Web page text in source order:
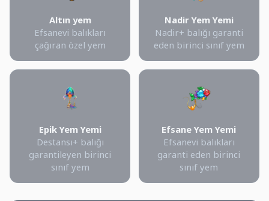
Altın yem
Efsanevi balıkları
çağıran özel yem
Nadir Yem Yemi
Nadir+ balığı garanti
eden birinci sınıf yem
Epik Yem Yemi
Destansı+ balığı
garantileyen birinci
sınıf yem
Efsane Yem Yemi
Efsanevi balıkları
garanti eden birinci
sınıf yem